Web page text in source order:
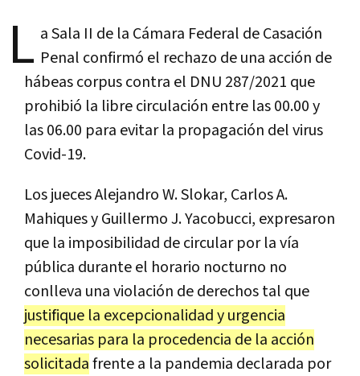
L a Sala II de la Cámara Federal de Casación
Penal confirmó el rechazo de una acción de
hábeas corpus contra el DNU 287/2021 que
prohibió la libre circulación entre las 00.00 y
las 06.00 para evitar la propagación del virus
Covid-19.
Los jueces Alejandro W. Slokar, Carlos A.
Mahiques y Guillermo J. Yacobucci, expresaron
que la imposibilidad de circular por la vía
pública durante el horario nocturno no
conlleva una violación de derechos tal que
justifique la excepcionalidad y urgencia
necesarias para la procedencia de la acción
solicitadafrente a la pandemia declarada por